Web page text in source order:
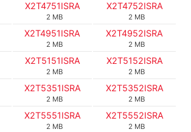
X2T4751ISRA
2 MB
X2T4752ISRA
2 MB
X2T4951ISRA
2 MB
X2T4952ISRA
2 MB
X2T5151ISRA
2 MB
X2T5152ISRA
2 MB
X2T5351ISRA
2 MB
X2T5352ISRA
2 MB
X2T5551ISRA
2 MB
X2T5552ISRA
2 MB